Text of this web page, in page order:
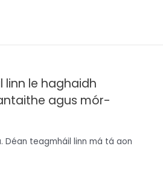
linn le haghaidh
agus mór-
Déan teagmháil linn má tá aon